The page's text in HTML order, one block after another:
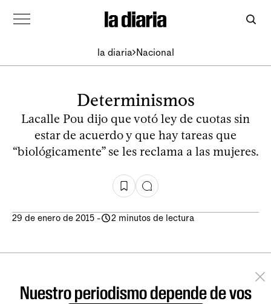
la diaria Nacional
Determinismos
Lacalle Pou dijo que votó ley de cuotas sin
estar de acuerdo y que hay tareas que
“biológicamente” se les reclama a las mujeres.
29 de enero de 2015 - 2 minutos de lectura
Nuestro periodismo depende de vos